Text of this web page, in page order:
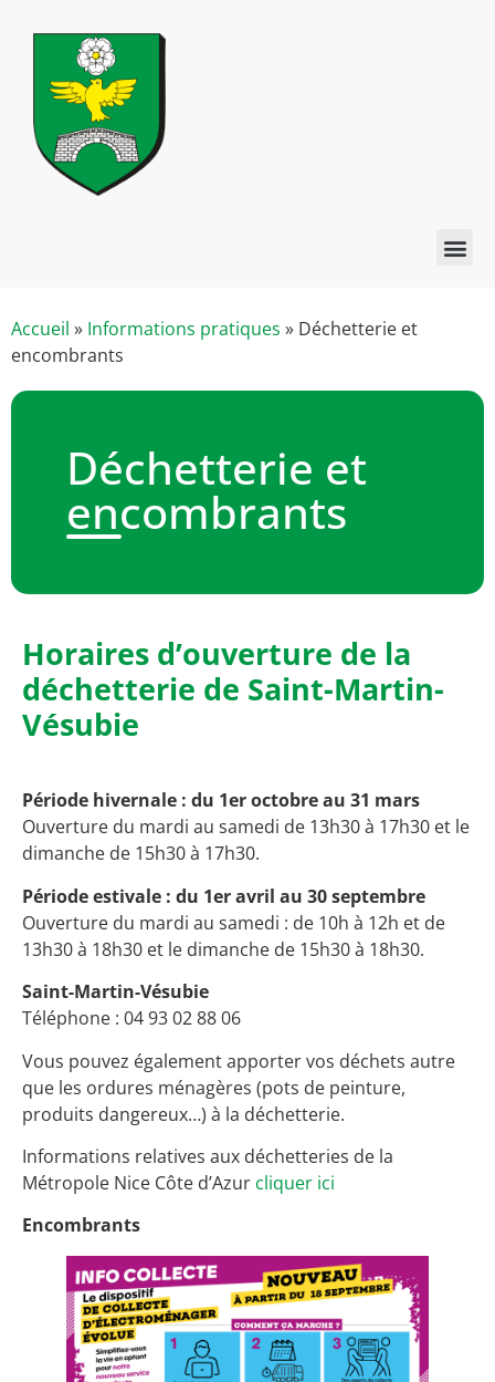
Accueil » Informations pratiques » Déchetterie et
encombrants
Déchetterie et
encombrants
Horaires d’ouverture de la
déchetterie de Saint-Martin-
Vésubie
Période hivernale : du 1er octobre au 31 mars
Ouverture du mardi au samedi de 13h30 à 17h30 et le
dimanche de 15h30 à 17h30.
Période estivale : du 1er avril au 30 septembre
Ouverture du mardi au samedi : de 10h à 12h et de
13h30 à 18h30 et le dimanche de 15h30 à 18h30.
Saint-Martin-Vésubie
Téléphone : 04 93 02 88 06
Vous pouvez également apporter vos déchets autre
que les ordures ménagères (pots de peinture,
produits dangereux…) à la déchetterie.
Informations relatives aux déchetteries de la
Métropole Nice Côte d’Azur cliquer ici
Encombrants